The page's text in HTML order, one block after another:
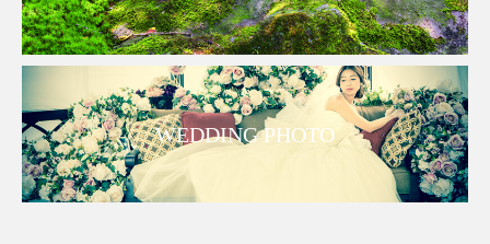
WEDDING PHOTO